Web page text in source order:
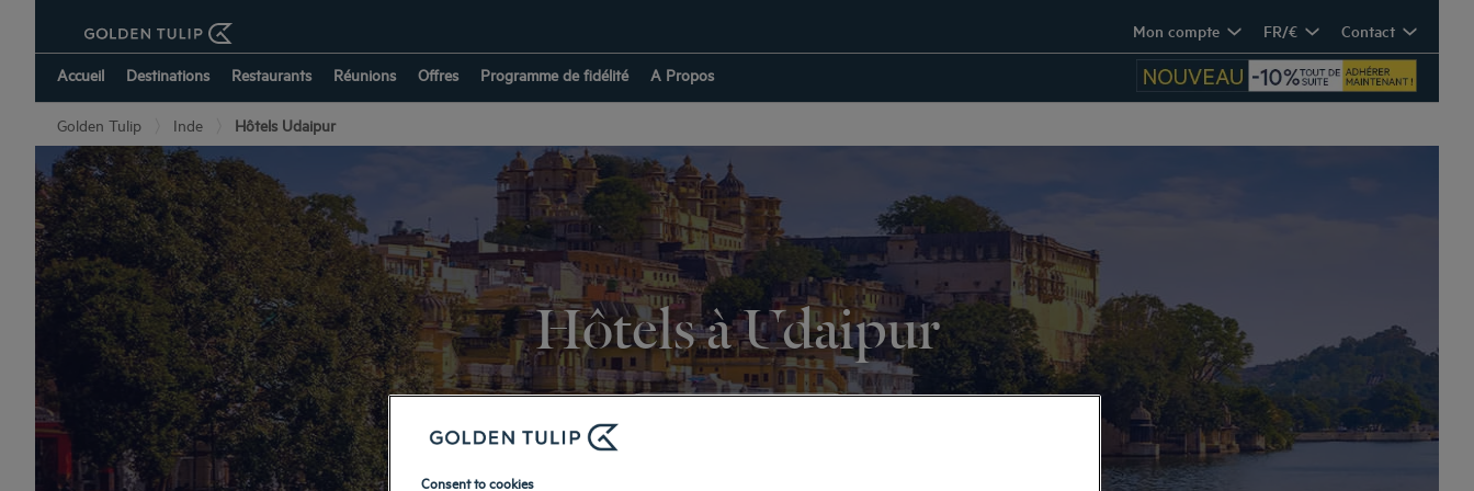
Mon compte FR/€ Contact
Accueil Destinations Restaurants Réunions Offres Programme de fidélité A Propos
Golden Tulip Inde Hôtels Udaipur
Hôtels à Udaipur
Consent to cookies